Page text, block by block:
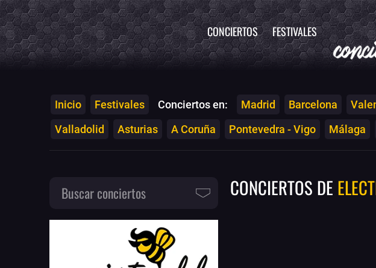
CONCIERTOS FESTIVALES
Inicio Festivales Conciertos en: Madrid Barcelona
Valladolid
Asturias A Coruña Pontevedra - Vigo Málaga
CONCIERTOS DE
Buscar conciertos